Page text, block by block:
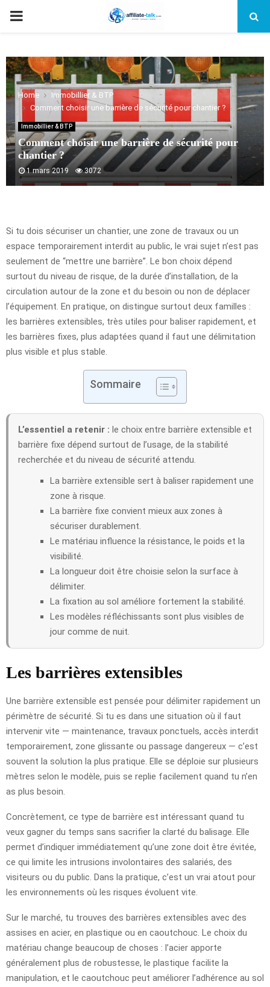
PRIMARY
Home
Immobillier & BTP
Comment choisir une barrière de sécurité pour chantier ?
Immobillier & BTP
Comment choisir une barrière de sécurité pour
chantier ?
1 mars 2019 3072
Si tu dois sécuriser un chantier, une zone de travaux ou un
espace temporairement interdit au public, le vrai sujet n’est pas
seulement de “mettre une barrière”. Le bon choix dépend
surtout du niveau de risque, de la durée d’installation, de la
circulation autour de la zone et du besoin ou non de déplacer
l’équipement. En pratique, on distingue surtout deux familles :
les barrières extensibles, très utiles pour baliser rapidement, et
les barrières fixes, plus adaptées quand il faut une délimitation
plus visible et plus stable.
Sommaire
L’essentiel a retenir : le choix entre barrière extensible et
barrière fixe dépend surtout de l’usage, de la stabilité
recherchée et du niveau de sécurité attendu.
La barrière extensible sert à baliser rapidement une
zone à risque.
La barrière fixe convient mieux aux zones à
sécuriser durablement.
Le matériau influence la résistance, le poids et la
visibilité.
La longueur doit être choisie selon la surface à
délimiter.
La fixation au sol améliore fortement la stabilité.
Les modèles réfléchissants sont plus visibles de
jour comme de nuit.
Les barrières extensibles
Une barrière extensible est pensée pour délimiter rapidement un
périmètre de sécurité. Si tu es dans une situation où il faut
intervenir vite — maintenance, travaux ponctuels, accès interdit
temporairement, zone glissante ou passage dangereux — c’est
souvent la solution la plus pratique. Elle se déploie sur plusieurs
mètres selon le modèle, puis se replie facilement quand tu n’en
as plus besoin.
Concrètement, ce type de barrière est intéressant quand tu
veux gagner du temps sans sacrifier la clarté du balisage. Elle
permet d’indiquer immédiatement qu’une zone doit être évitée,
ce qui limite les intrusions involontaires des salariés, des
visiteurs ou du public. Dans la pratique, c’est un vrai atout pour
les environnements où les risques évoluent vite.
Sur le marché, tu trouves des barrières extensibles avec des
assises en acier, en plastique ou en caoutchouc. Le choix du
matériau change beaucoup de choses : l’acier apporte
généralement plus de robustesse, le plastique facilite la
manipulation, et le caoutchouc peut améliorer l’adhérence au sol